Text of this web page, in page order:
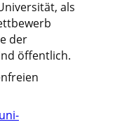
als
der
öffentlich.